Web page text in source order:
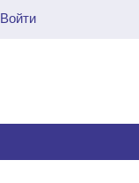
Войти